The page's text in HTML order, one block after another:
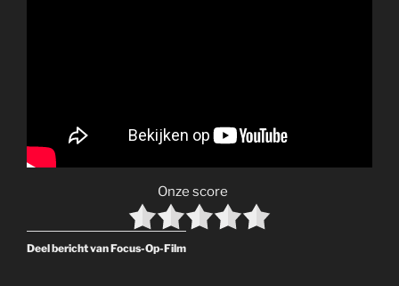
Onze score
Deel bericht van Focus-Op-Film